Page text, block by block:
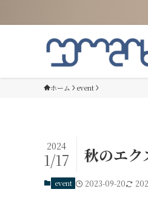
ホーム event
秋のエク
2024
1/17
event 2023-09-20